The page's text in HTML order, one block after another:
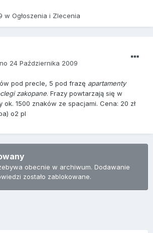
w Ogłoszenia i Zlecenia
24 Października 2009
pod precle, 5 pod frazę apartamenty
zakopane. Frazy powtarzają się w
ok. 1500 znaków ze spacjami. Cena: 20 zł
o2 pl
obecnie w archiwum. Dodawanie
zostało zablokowane.